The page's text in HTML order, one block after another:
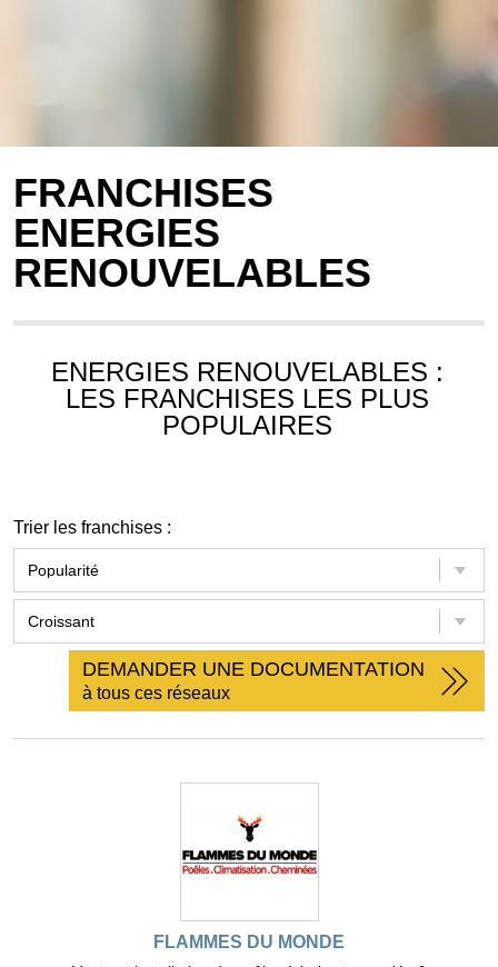
FRANCHISES
ENERGIES
RENOUVELABLES
ENERGIES RENOUVELABLES :
LES FRANCHISES LES PLUS
POPULAIRES
Trier les franchises :
DEMANDER UNE DOCUMENTATION
à tous ces réseaux
FLAMMES DU MONDE